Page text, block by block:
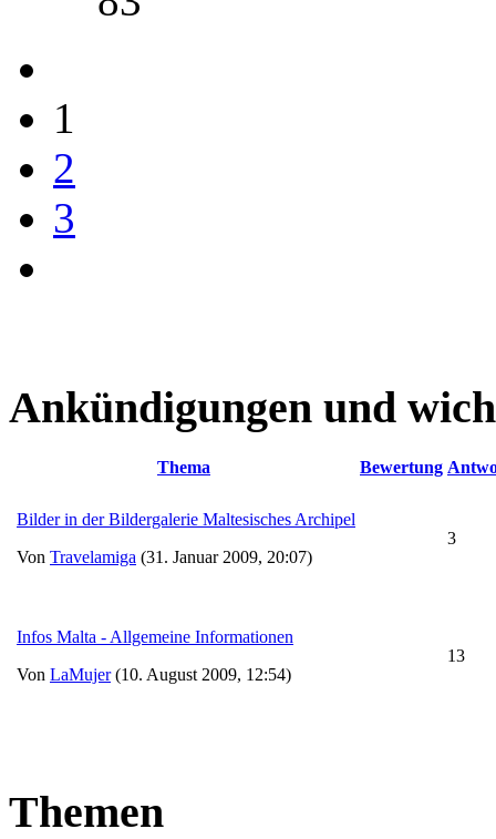
1
2
3
Ankündigungen und
Thema Bewertung
Bilder in der Bildergalerie Maltesisches Archipel
Von Travelamiga (31. Januar 2009, 20:07)
3
Infos Malta - Allgemeine Informationen
Von LaMujer(10. August 2009, 12:54)
13
Themen